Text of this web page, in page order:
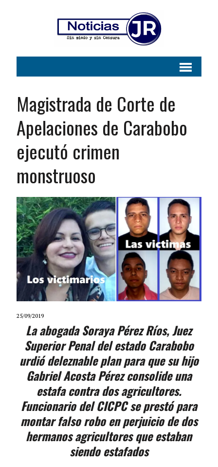
Magistrada de Corte de
Apelaciones de Carabobo
ejecutó crimen
monstruoso
25/09/2019
La abogada Soraya Pérez Ríos, Juez
Superior Penal del estado Carabobo
urdió deleznable plan para que su hijo
Gabriel Acosta Pérez consolide una
estafa contra dos agricultores.
Funcionario del CICPC se prestó para
montar falso robo en perjuicio de dos
hermanos agricultores que estaban
siendo estafados